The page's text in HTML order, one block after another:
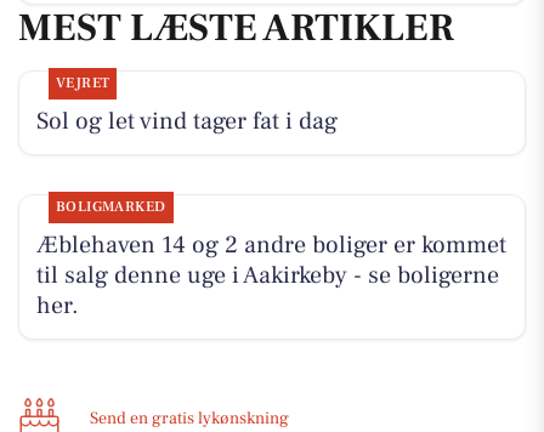
MEST LÆSTE ARTIKLER
VEJRET
Sol og let vind tager fat i dag
BOLIGMARKED
Æblehaven 14 og 2 andre boliger er kommet
til salg denne uge i Aakirkeby - se boligerne
her.
Send en gratis lykønskning